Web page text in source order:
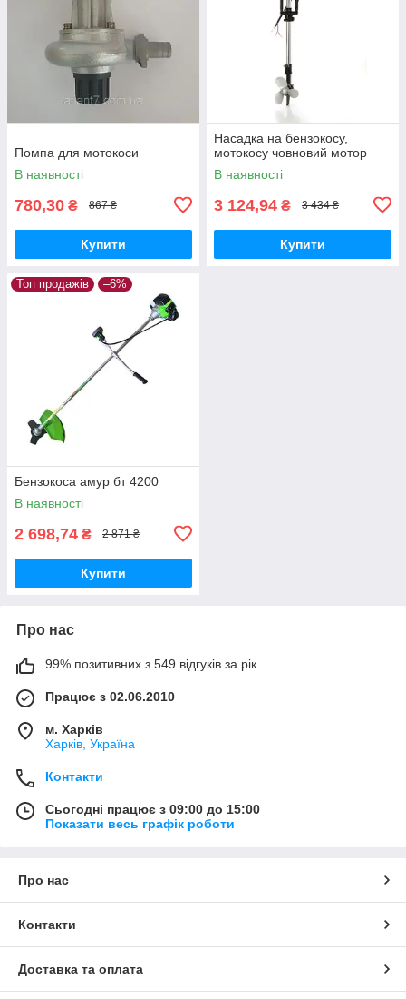
Помпа для мотокоси
В наявності
780,30 ₴ 867 ₴
Купити
Насадка на бензокосу,
мотокосу човновий мотор
В наявності
3 124,94 ₴ 3 434 ₴
Купити
Топ продажів –6%
Бензокоса амур бт 4200
В наявності
2 698,74 ₴ 2 871 ₴
Купити
Про нас
99% позитивних з 549 відгуків за рік
Працює з 02.06.2010
м. Харків
Харків, Україна
Контакти
Сьогодні працює з 09:00 до 15:00
Показати весь графік роботи
Про нас
Контакти
Доставка та оплата